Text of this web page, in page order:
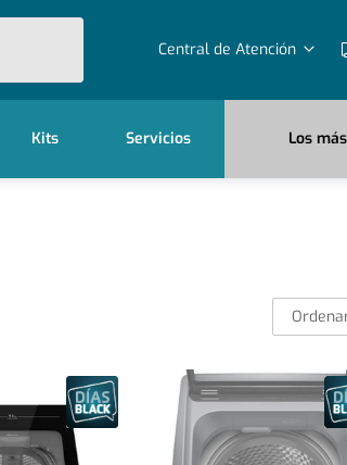
Central de Atención
Kits Servicios Los